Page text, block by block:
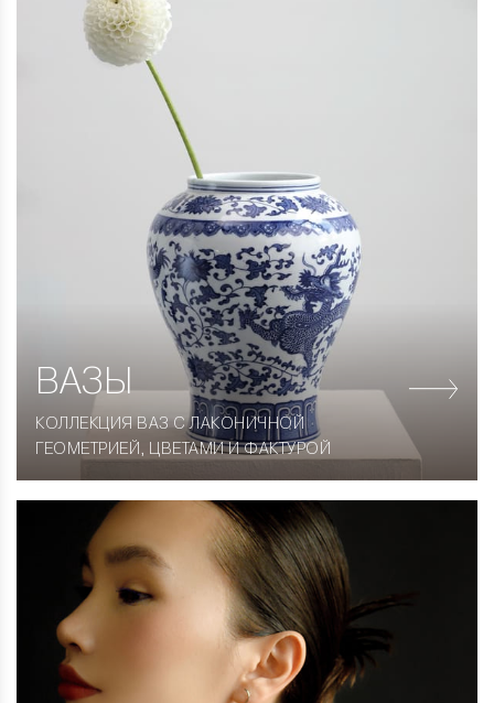
ВАЗЫ
КОЛЛЕКЦИЯ ВАЗ С ЛАКОНИЧНОЙ
ГЕОМЕТРИЕЙ, ЦВЕТАМИ И ФАКТУРОЙ